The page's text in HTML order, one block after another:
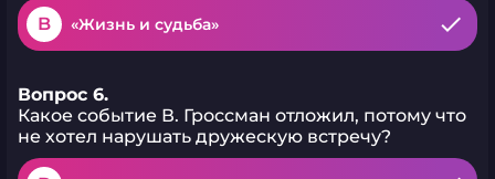
B «Жизнь и судьба»
Вопрос 6.
Какое событие В. Гроссман отложил, потому что
не хотел нарушать дружескую встречу?